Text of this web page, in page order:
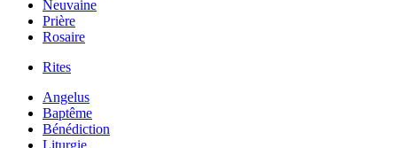
Neuvaine
Prière
Rosaire
Rites
Angelus
Baptême
Bénédiction
Liturgie